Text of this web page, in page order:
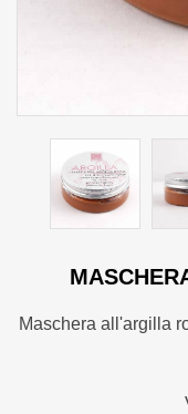
Maschera all'argilla